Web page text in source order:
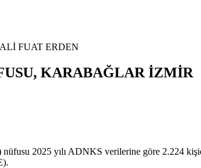
ALİ FUAT ERDEN
KARABAĞLAR İZMİR
2025 yılı ADNKS verilerine göre 2.224